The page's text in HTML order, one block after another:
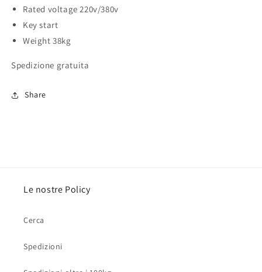
Rated voltage 220v/380v
Key start
Weight 38kg
Spedizione gratuita
Share
Le nostre Policy
Cerca
Spedizioni